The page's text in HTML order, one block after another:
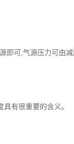
源即可,气源压力可
精度具有很重要的